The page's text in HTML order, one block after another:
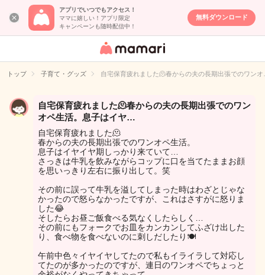
アプリでいつでもアクセス！
ママに嬉しい！アプリ限定
キャンペーンも随時配信中！
無料ダウンロード
女性専用匿名QA
イト
トップ 子育て・グッズ 自宅保育疲れました🫠春からの夫の長期出張でのワン
自宅保育疲れました🫠春からの夫の長期出張でのワン
オペ生活。息子はイヤ…
自宅保育疲れました🫠
春からの夫の長期出張でのワンオペ生活。
息子はイヤイヤ期しっかり来ていて…
さっきは牛乳を飲みながらコップに口を当てたままお顔
を思いっきり左右に振り出して。笑
その前に誤って牛乳を溢してしまった時はわざとじゃな
かったので怒らなかったですが、これはさすがに怒りま
した😂
そしたらお昼ご飯食べる気なくしたらしく…
その前にもフォークでお皿をカンカンしてふざけ出した
り、食べ物を食べないのに刺しだしたり🍽️
午前中色々イヤイヤしてたので私もイライラして対応し
てたのが多かったのですが、連日のワンオペでちょっと